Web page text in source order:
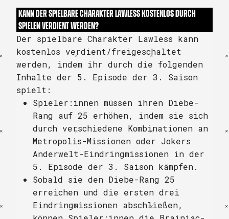
KANN DER SPIELBARE CHARAKTER LAWLESS KOSTENLOS DURCH
SPIELEN VERDIENT WERDEN?
Der spielbare Charakter Lawless kann
kostenlos verdient/freigeschaltet
werden, indem ihr durch die folgenden
Inhalte der 5. Episode der 3. Saison
spielt:
Spieler:innen müssen ihren Diebe-
Rang auf 25 erhöhen, indem sie sich
durch verschiedene Kombinationen an
Metropolis-Missionen oder Jokers
Anderwelt-Eindringmissionen in der
5. Episode der 3. Saison kämpfen.
Sobald sie den Diebe-Rang 25
erreichen und die ersten drei
Eindringmissionen abschließen,